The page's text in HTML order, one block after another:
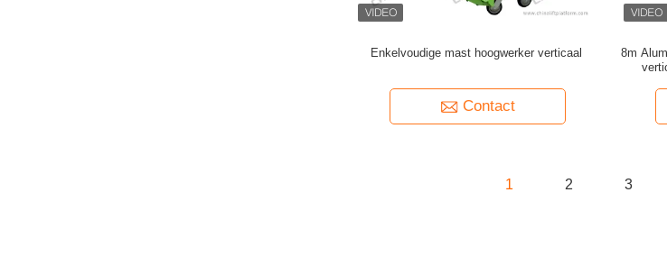
Enkelvoudige mast hoogwerker verticaal
Contact
8m
1 2 3